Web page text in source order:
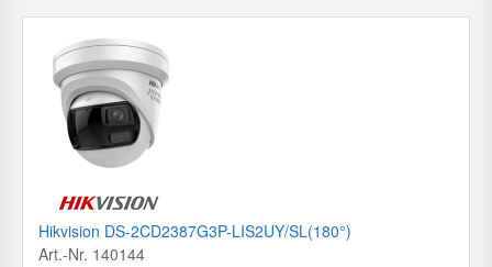
Hikvision DS-2CD2387G3P-LIS2UY/SL(180°)
Art.-Nr. 140144